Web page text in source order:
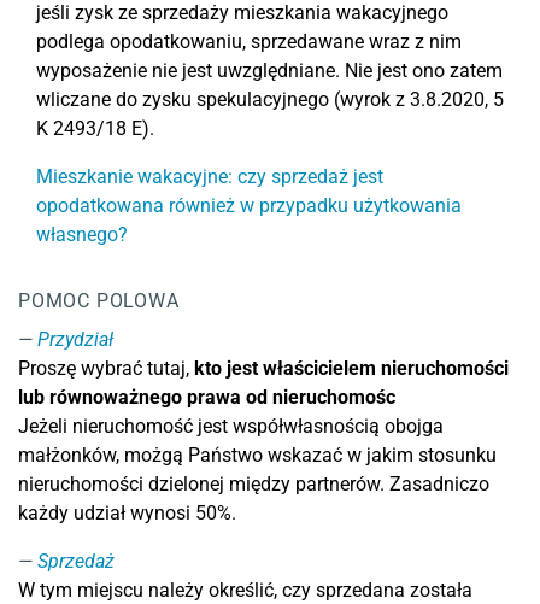
jeśli zysk ze sprzedaży mieszkania wakacyjnego
podlega opodatkowaniu, sprzedawane wraz z nim
wyposażenie nie jest uwzględniane. Nie jest ono zatem
wliczane do zysku spekulacyjnego (wyrok z 3.8.2020, 5
K 2493/18 E).
Mieszkanie wakacyjne: czy sprzedaż jest
opodatkowana również w przypadku użytkowania
własnego?
POMOC POLOWA
Przydział
Proszę wybrać tutaj, kto jest właścicielem nieruchomości
lub równoważnego prawa od nieruchomośc
Jeżeli nieruchomość jest współwłasnością obojga
małżonków, możgą Państwo wskazać w jakim stosunku
nieruchomości dzielonej między partnerów. Zasadniczo
każdy udział wynosi 50%.
Sprzedaż
W tym miejscu należy określić, czy sprzedana została